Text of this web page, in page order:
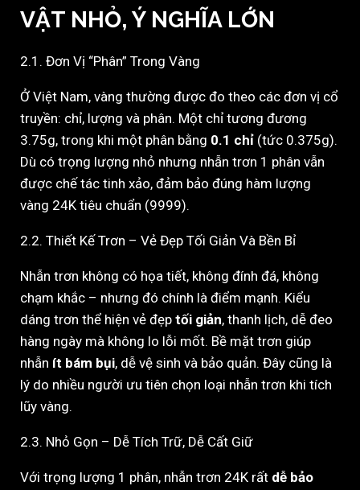
VẬT NHỎ, Ý NGHĨA LỚN
2.1. Đơn Vị “Phân” Trong Vàng
Ở Việt Nam, vàng thường được đo theo các đơn vị cổ
truyền: chỉ, lượng và phân. Một chỉ tương đương
3.75g, trong khi một phân bằng 0.1 chỉ (tức 0.375g).
Dù có trọng lượng nhỏ nhưng nhẫn trơn 1 phân vẫn
được chế tác tinh xảo, đảm bảo đúng hàm lượng
vàng 24K tiêu chuẩn (9999).
2.2. Thiết Kế Trơn – Vẻ Đẹp Tối Giản Và Bền Bỉ
Nhẫn trơn không có họa tiết, không đính đá, không
chạm khắc – nhưng đó chính là điểm mạnh. Kiểu
dáng trơn thể hiện vẻ đẹp tối giản, thanh lịch, dễ đeo
hàng ngày mà không lo lỗi mốt. Bề mặt trơn giúp
nhẫn ít bám bụi, dễ vệ sinh và bảo quản. Đây cũng là
lý do nhiều người ưu tiên chọn loại nhẫn trơn khi tích
lũy vàng.
2.3. Nhỏ Gọn – Dễ Tích Trữ, Dễ Cất Giữ
Với trọng lượng 1 phân, nhẫn trơn 24K rất dễ bảo